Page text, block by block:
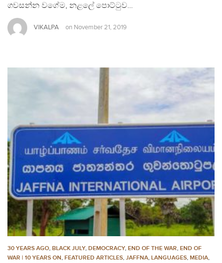
ගවසන්න වගේම, නළලේ පොට්ටුව…
VIKALPA on November 21, 2019
30 YEARS AGO, BLACK JULY, DEMOCRACY, END OF THE WAR, END OF
WAR | 10 YEARS ON, FEATURED ARTICLES, JAFFNA, LANGUAGES, MEDIA,